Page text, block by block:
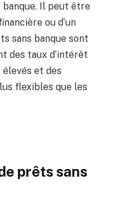
Il peut être
ou d’un
sans banque sont
des taux d’intérêt
et des
flexibles que les
prêts sans